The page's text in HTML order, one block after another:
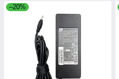
–20%